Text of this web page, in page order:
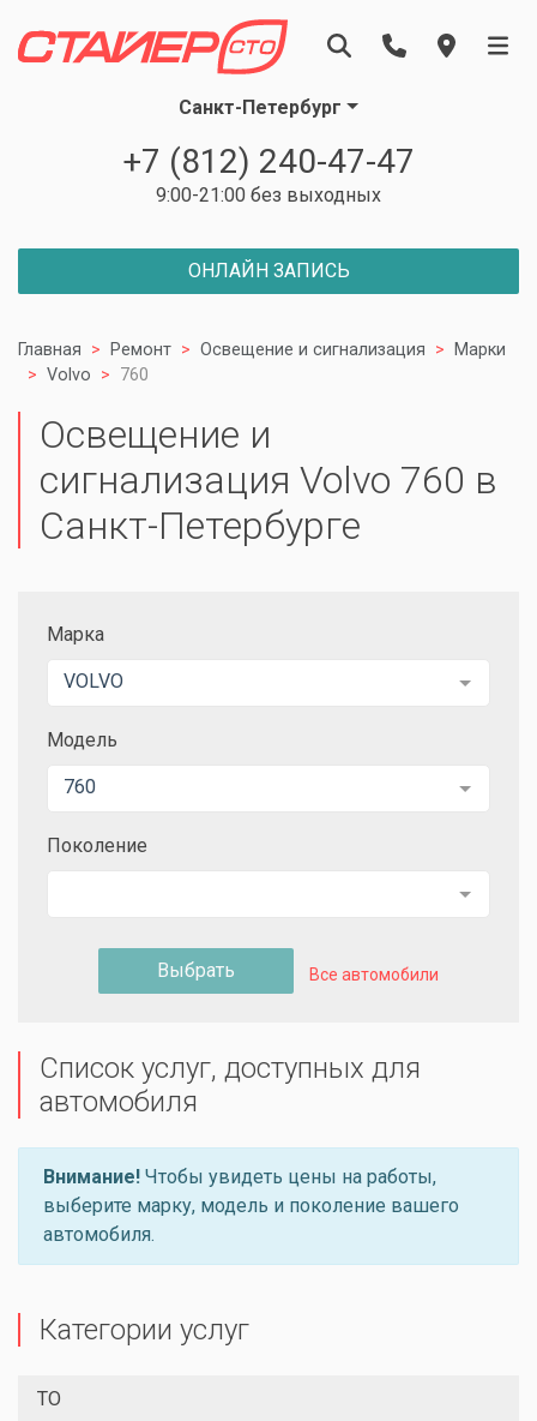
Санкт-Петербург
+7 (812) 240-47-47
9:00-21:00 без выходных
ОНЛАЙН ЗАПИСЬ
Главная Ремонт Освещение и сигнализация
Марки
Volvo
760
Освещение и
сигнализация Volvo 760 в
Санкт-Петербурге
Марка
VOLVO
Модель
760
Поколение
Выбрать Все автомобили
Список услуг, доступных для
автомобиля
Внимание! Чтобы увидеть цены на работы,
выберите марку, модель и поколение вашего
автомобиля.
Категории услуг
ТО